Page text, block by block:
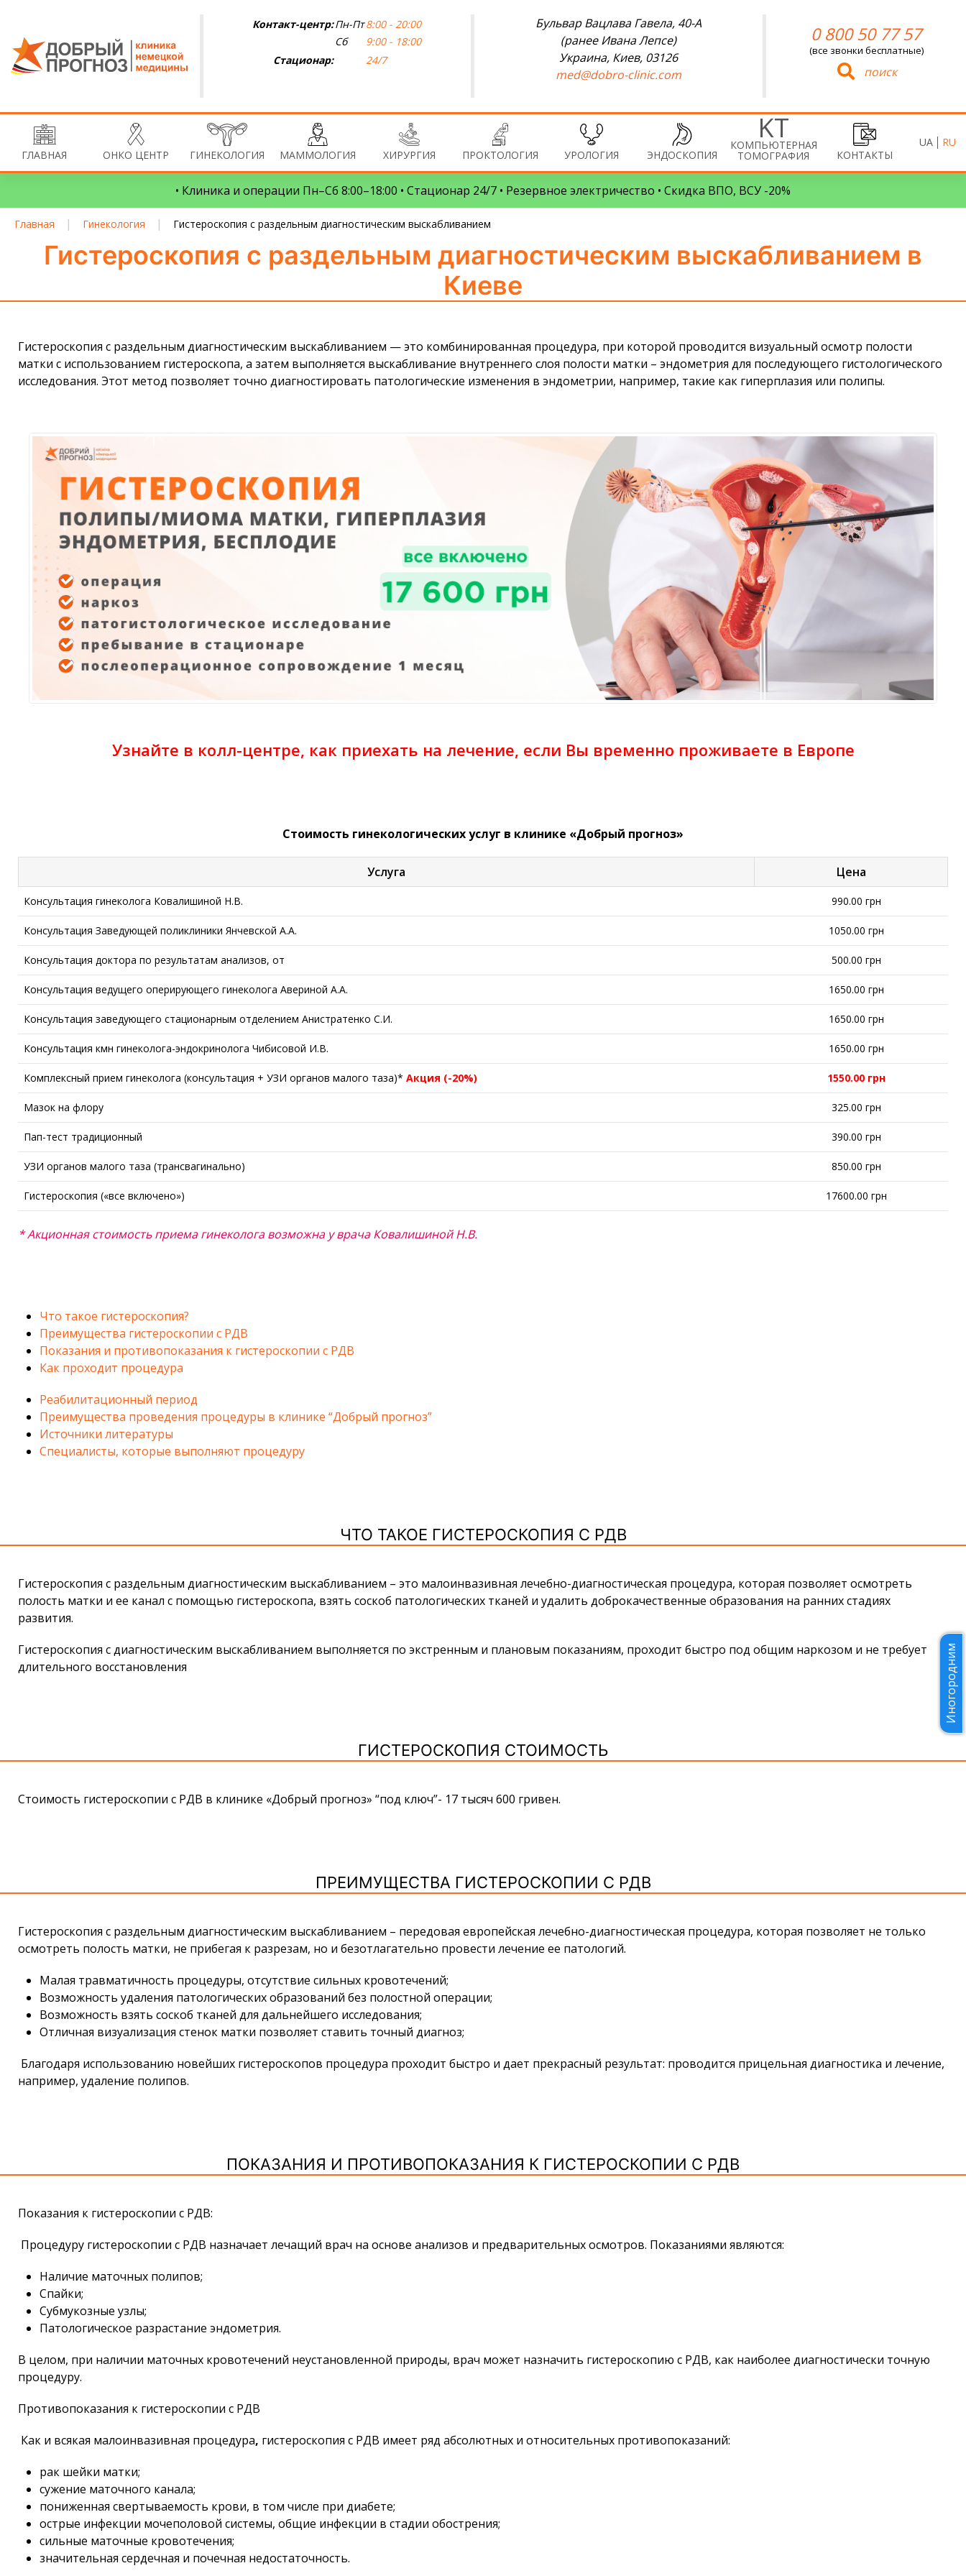
Контакт-центр:Пн-Пт
Сб
8:00 - 20:00
9:00 - 18:00
Стационар:
24/7
Бульвар Вацлава Гавела, 40-А
(ранее Ивана Лепсе)
Украина, Киев, 03126
med@dobro-clinic.com
0 800 50 77 57
(все звонки бесплатные)
поиск
ГЛАВНАЯ ОНКО ЦЕНТР ГИНЕКОЛОГИЯ МАММОЛОГИЯ ХИРУРГИЯ ПРОКТОЛОГИЯ УРОЛОГИЯ ЭНДОСКОПИЯ
КОМПЬЮТЕРНАЯ
ТОМОГРАФИЯ КОНТАКТЫ
UA RU
• Клиника и операции Пн–Сб 8:00–18:00 • Стационар 24/7 • Резервное электричество • Скидка ВПО, ВСУ -20%
Главная | Гинекология | Гистероскопия с раздельным диагностическим выскабливанием
Гистероскопия с раздельным диагностическим выскабливанием в
Киеве
Гистероскопия с раздельным диагностическим выскабливанием — это комбинированная процедура, при которой проводится визуальный осмотр полости
матки с использованием гистероскопа, а затем выполняется выскабливание внутреннего слоя полости матки – эндометрия для последующего гистологического
исследования. Этот метод позволяет точно диагностировать патологические изменения в эндометрии, например, такие как гиперплазия или полипы.
Узнайте в колл-центре, как приехать на лечение, если Вы временно проживаете в Европе
Стоимость гинекологических услуг в клинике «Добрый прогноз»
Услуга Цена
Консультация гинеколога Ковалишиной Н.В. 990.00 грн
Консультация Заведующей поликлиники Янчевской А.А. 1050.00 грн
Консультация доктора по результатам анализов, от 500.00 грн
Консультация ведущего оперирующего гинеколога Авериной А.А. 1650.00 грн
Консультация заведующего стационарным отделением Анистратенко С.И. 1650.00 грн
Консультация кмн гинеколога-эндокринолога Чибисовой И.В. 1650.00 грн
Комплексный прием гинеколога (консультация + УЗИ органов малого таза)* Акция (-20%) 1550.00 грн
Мазок на флору 325.00 грн
Пап-тест традиционный 390.00 грн
УЗИ органов малого таза (трансвагинально) 850.00 грн
Гистероскопия («все включено») 17600.00 грн
* Акционная стоимость приема гинеколога возможна у врача Ковалишиной Н.В.
Что такое гистероскопия?
Преимущества гистероскопии c РДВ
Показания и противопоказания к гистероскопии с РДВ
Как проходит процедура
Реабилитационный период
Преимущества проведения процедуры в клинике “Добрый прогноз”
Источники литературы
Специалисты, которые выполняют процедуру
ЧТО ТАКОЕ ГИСТЕРОСКОПИЯ С РДВ
Гистероскопия с раздельным диагностическим выскабливанием – это малоинвазивная лечебно-диагностическая процедура, которая позволяет осмотреть
полость матки и ее канал с помощью гистероскопа, взять соскоб патологических тканей и удалить доброкачественные образования на ранних стадиях
развития.
Гистероскопия с диагностическим выскабливанием выполняется по экстренным и плановым показаниям, проходит быстро под общим наркозом и не требует
длительного восстановления
ГИСТЕРОСКОПИЯ СТОИМОСТЬ
Стоимость гистероскопии с РДВ в клинике «Добрый прогноз» “под ключ”- 17 тысяч 600 гривен.
ПРЕИМУЩЕСТВА ГИСТЕРОСКОПИИ С РДВ
Гистероскопия с раздельным диагностическим выскабливанием – передовая европейская лечебно-диагностическая процедура, которая позволяет не только
осмотреть полость матки, не прибегая к разрезам, но и безотлагательно провести лечение ее патологий.
Малая травматичность процедуры, отсутствие сильных кровотечений;
Возможность удаления патологических образований без полостной операции;
Возможность взять соскоб тканей для дальнейшего исследования;
Отличная визуализация стенок матки позволяет ставить точный диагноз;
Благодаря использованию новейших гистероскопов процедура проходит быстро и дает прекрасный результат: проводится прицельная диагностика и лечение,
например, удаление полипов.
ПОКАЗАНИЯ И ПРОТИВОПОКАЗАНИЯ К ГИСТЕРОСКОПИИ С РДВ
Показания к гистероскопии с РДВ:
Процедуру гистероскопии с РДВ назначает лечащий врач на основе анализов и предварительных осмотров. Показаниями являются:
Наличие маточных полипов;
Спайки;
Субмукозные узлы;
Патологическое разрастание эндометрия.
В целом, при наличии маточных кровотечений неустановленной природы, врач может назначить гистероскопию с РДВ, как наиболее диагностически точную
процедуру.
Противопоказания к гистероскопии с РДВ
Как и всякая малоинвазивная процедура, гистероскопия с РДВ имеет ряд абсолютных и относительных противопоказаний:
рак шейки матки;
сужение маточного канала;
пониженная свертываемость крови, в том числе при диабете;
острые инфекции мочеполовой системы, общие инфекции в стадии обострения;
сильные маточные кровотечения;
значительная сердечная и почечная недостаточность.
Иногородним